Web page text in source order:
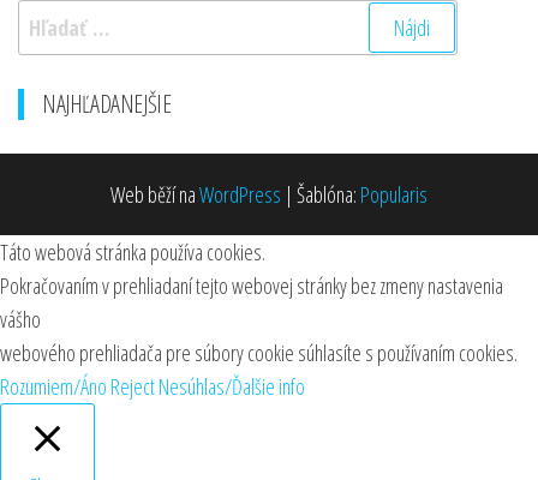
Hľadať:
NAJHĽADANEJŠIE
Web běží naWordPress | Šablóna: Popularis
Táto webová stránka používa cookies.
Pokračovaním v prehliadaní tejto webovej stránky bez zmeny nastavenia
vášho
webového prehliadača pre súbory cookie súhlasíte s používaním cookies.
Rozumiem/Áno RejectNesúhlas/Ďalšie info